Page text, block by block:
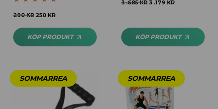
Betygsatt4.75
290KR 250 KR
KÖP PRODUKT
3 .685KR 3 .179 KR
KÖP PRODUKT